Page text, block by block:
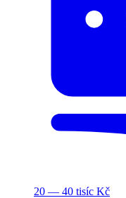
20 — 40 tisíc Kč